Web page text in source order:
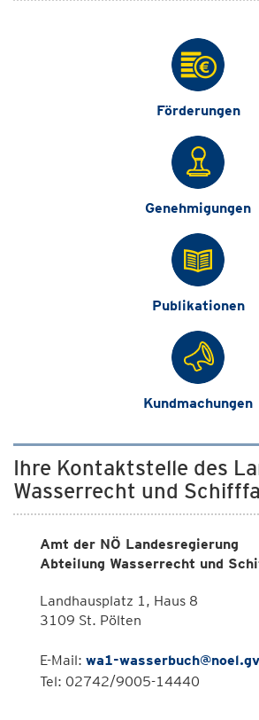
Förderungen
Genehmigungen
Publikationen
Kundmachungen
Ihre Kontaktstelle des
Wasserrecht und
Amt der NÖ Landesregierung
Abteilung Wasserrecht und
Landhausplatz 1, Haus 8
3109 St. Pölten
E-Mail: wa1-
Tel: 02742/9005-14440